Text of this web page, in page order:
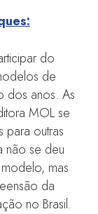
do
de
dos anos. As
MOL se
para outras
não se deu
mas
da
no Brasil.